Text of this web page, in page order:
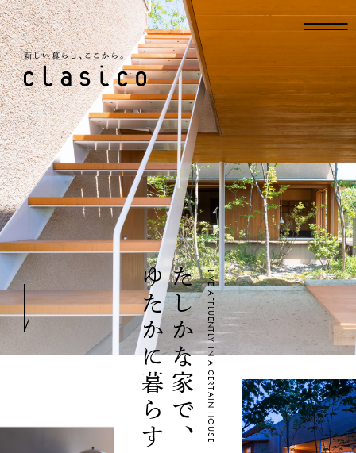
たしかな家で、
ゆたかに暮らす LIVE AFFLUENTLY IN A CERTAIN HOUSE